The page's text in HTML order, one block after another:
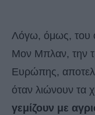
Λόγω, όμως, του
Μον Μπλαν, την
Ευρώπης,
όταν λιώνουν τα
γεμίζουν με